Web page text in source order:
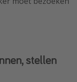
stellen